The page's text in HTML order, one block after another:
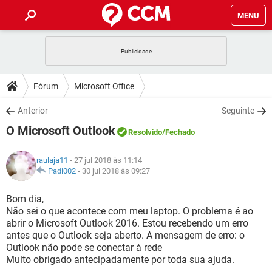
MENU
CELULAR
OUTLOOK
INSTAGRAM GMAIL
GUIA DE COMPRAS
DICAS
JOGOS
INSTAGRAM
GUIA DE COMPRAS
DOWNLOADS
JOGOS WHATSAPP
CELULAR
OUTLOOK EXCEL
INSTAGRAM
GUIA DE COMPRAS
JOGOS
CELULAR
OUTLOOK
INSTAGRAM GMAIL
GUIA DE COMPRAS
GLOSSÁRIO
JOGOS
CELULAR FACEBOOK
OUTLOOK EXCEL
INSTAGRAM
Fórum Microsoft Office
Anterior Seguinte
O Microsoft Outlook Resolvido/Fechado
raulaja11 - 27 jul 2018 às 11:14
Padi002 - 30 jul 2018 às 09:27
Bom dia,
Não sei o que acontece com meu laptop. O problema é ao
abrir o Microsoft Outlook 2016. Estou recebendo um erro
antes que o Outlook seja aberto. A mensagem de erro: o
Outlook não pode se conectar à rede
Muito obrigado antecipadamente por toda sua ajuda.